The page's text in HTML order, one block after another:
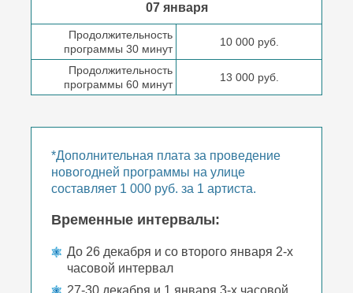
07 января
Продолжительность
программы 30 минут
10 000 руб.
Продолжительность
программы 60 минут
13 000 руб.
*Дополнительная плата за проведение
новогодней программы на улице
составляет 1 000 руб. за 1 артиста.
Временные интервалы:
До 26 декабря и со второго января 2-х
часовой интервал